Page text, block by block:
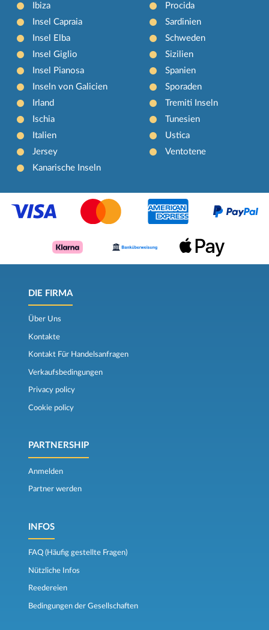
Ibiza
Insel Capraia
Insel Elba
Insel Giglio
Insel Pianosa
Inseln von Galicien
Irland
Ischia
Italien
Jersey
Kanarische Inseln
Procida
Sardinien
Schweden
Sizilien
Spanien
Sporaden
Tremiti Inseln
Tunesien
Ustica
Ventotene
DIE FIRMA
Über Uns
Kontakte
Kontakt Für Handelsanfragen
Verkaufsbedingungen
Privacy policy
Cookie policy
PARTNERSHIP
Anmelden
Partner werden
INFOS
FAQ (Häufig gestellte Fragen)
Nützliche Infos
Reedereien
Bedingungen der Gesellschaften